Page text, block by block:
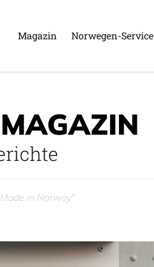
Magazin Norwegen-Service
in Norway"